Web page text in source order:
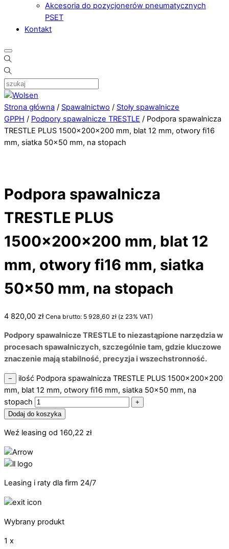
Akcesoria do pozycjonerów pneumatycznych
PSET
Kontakt
Strona główna / Spawalnictwo / Stoły spawalnicze
GPPH / Podpory spawalnicze TRESTLE / Podpora spawalnicza
TRESTLE PLUS 1500x200x200 mm, blat 12 mm, otwory fi16
mm, siatka 50×50 mm, na stopach
Podpora spawalnicza
TRESTLE PLUS
1500x200x200 mm, blat 12
mm, otwory fi16 mm, siatka
50×50 mm, na stopach
4 820,00 zł Cena brutto: 5 928,60 zł (z 23% VAT)
Podpory spawalnicze TRESTLE to niezastąpione narzędzia w
procesach spawalniczych, szczególnie tam, gdzie kluczowe
znaczenie mają stabilność, precyzja i wszechstronność.
−
ilość Podpora spawalnicza TRESTLE PLUS 1500x200x200
mm, blat 12 mm, otwory fi16 mm, siatka 50x50 mm, na
stopach
+
Dodaj do koszyka
Weź leasing od 160,22 zł
Leasing i raty dla firm 24/7
Wybrany produkt
1 x